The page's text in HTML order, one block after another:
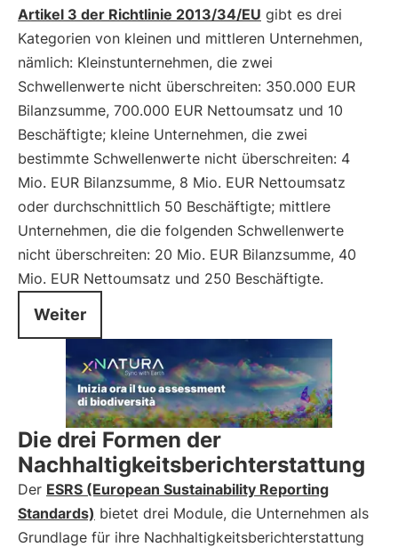
Artikel 3 der Richtlinie 2013/34/EU gibt es drei
Kategorien von kleinen und mittleren Unternehmen,
nämlich: Kleinstunternehmen, die zwei
Schwellenwerte nicht überschreiten: 350.000 EUR
Bilanzsumme, 700.000 EUR Nettoumsatz und 10
Beschäftigte; kleine Unternehmen, die zwei
bestimmte Schwellenwerte nicht überschreiten: 4
Mio. EUR Bilanzsumme, 8 Mio. EUR Nettoumsatz
oder durchschnittlich 50 Beschäftigte; mittlere
Unternehmen, die die folgenden Schwellenwerte
nicht überschreiten: 20 Mio. EUR Bilanzsumme, 40
Mio. EUR Nettoumsatz und 250 Beschäftigte.
Weiter
Die drei Formen der
Nachhaltigkeitsberichterstattung
Der ESRS (European Sustainability Reporting
Standards) bietet drei Module, die Unternehmen als
Grundlage für ihre Nachhaltigkeitsberichterstattung